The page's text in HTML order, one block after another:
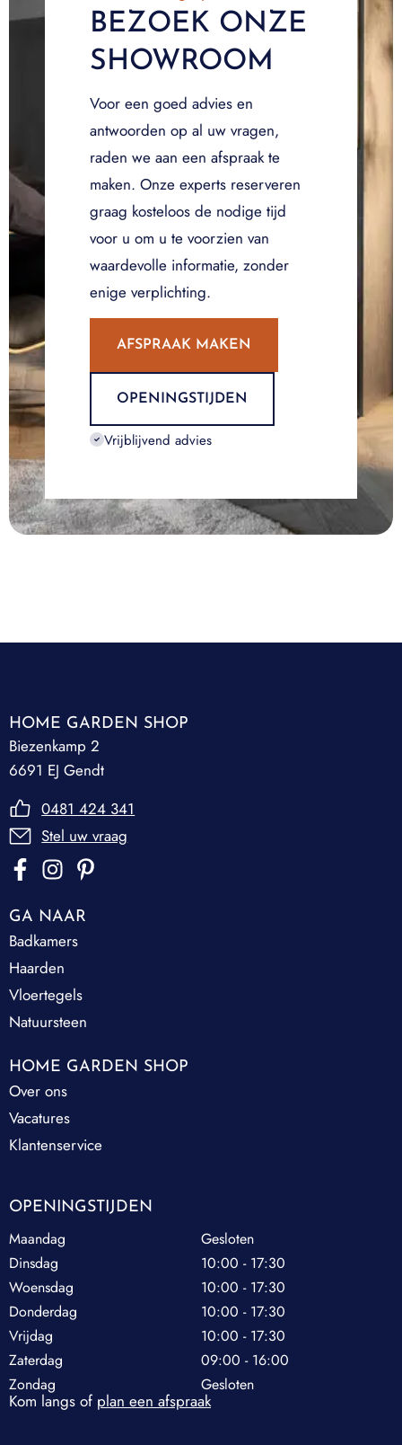
BEZOEK ONZE
SHOWROOM
Voor een goed advies en
antwoorden op al uw vragen,
raden we aan een afspraak te
maken. Onze experts reserveren
graag kosteloos de nodige tijd
voor u om u te voorzien van
waardevolle informatie, zonder
enige verplichting.
AFSPRAAK MAKEN
OPENINGSTIJDEN
Vrijblijvend advies
HOME GARDEN SHOP
Biezenkamp 2
6691 EJ Gendt
0481 424 341
Stel uw vraag
GA NAAR
Badkamers
Haarden
Vloertegels
Natuursteen
HOME GARDEN SHOP
Over ons
Vacatures
Klantenservice
OPENINGSTIJDEN
Maandag
Gesloten
Dinsdag
10:00 - 17:30
Woensdag
10:00 - 17:30
Donderdag
10:00 - 17:30
Vrijdag
10:00 - 17:30
Zaterdag
09:00 - 16:00
Zondag
Gesloten
Kom langs of plan een afspraak